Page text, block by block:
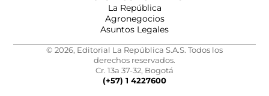
La República
Agronegocios
Asuntos Legales
© 2026, Editorial La República S.A.S. Todos los
derechos reservados.
Cr. 13a 37-32, Bogotá
(+57) 1 4227600